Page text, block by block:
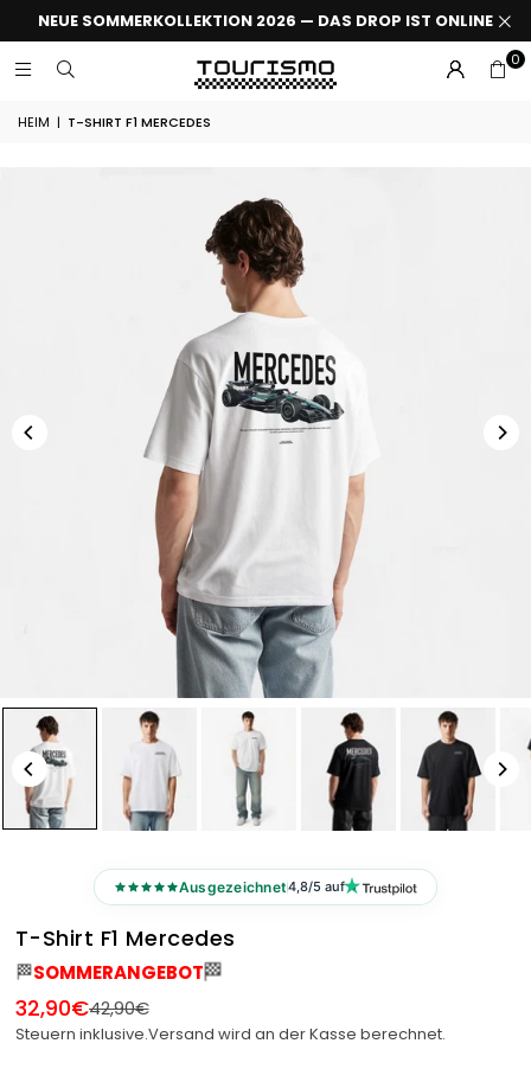
NEUE SOMMERKOLLEKTION 2026 — DAS DROP IST ONLINE
0
HEIM | T-SHIRT F1 MERCEDES
Ausgezeichnet4,8/5 auf
T-Shirt F1 Mercedes
🏁SOMMERANGEBOT🏁
Normaler
Preis
32,90€42,90€
Steuern inklusive.Versand wird an der Kasse berechnet.